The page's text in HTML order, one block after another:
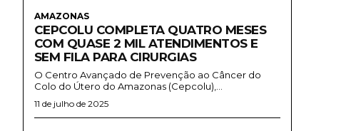
AMAZONAS
CEPCOLU COMPLETA QUATRO MESES
COM QUASE 2 MIL ATENDIMENTOS E
SEM FILA PARA CIRURGIAS
O Centro Avançado de Prevenção ao Câncer do
Colo do Útero do Amazonas (Cepcolu),...
11 de julho de 2025